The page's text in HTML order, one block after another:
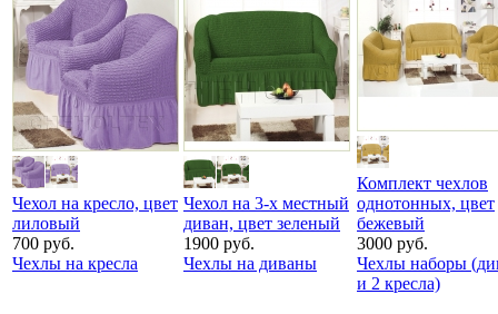
Чехол на кресло, цвет
лиловый
700 руб.
Чехлы на кресла
Чехол на 3-х местный
диван, цвет зеленый
1900 руб.
Чехлы на диваны
Комплект чехлов
однотонных, цвет
бежевый
3000 руб.
Чехлы наборы
и 2 кресла)